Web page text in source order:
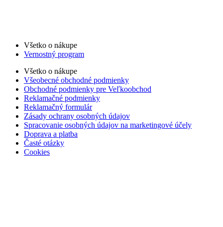
Všetko o nákupe
Vernostný program
Všetko o nákupe
Všeobecné obchodné podmienky
Obchodné podmienky pre Veľkoobchod
Reklamačné podmienky
Reklamačný formulár
Zásady ochrany osobných údajov
Spracovanie osobných údajov na marketingové účely
Doprava a platba
Časté otázky
Cookies